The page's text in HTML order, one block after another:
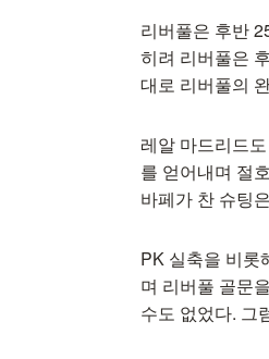
리버풀은 후반
히려 리버풀은
대로 리버풀의
레알 마드리드
를 얻어내며 절
바페가 찬 슈팅
PK 실축을 비롯
며 리버풀 골문
수도 없었다. 그